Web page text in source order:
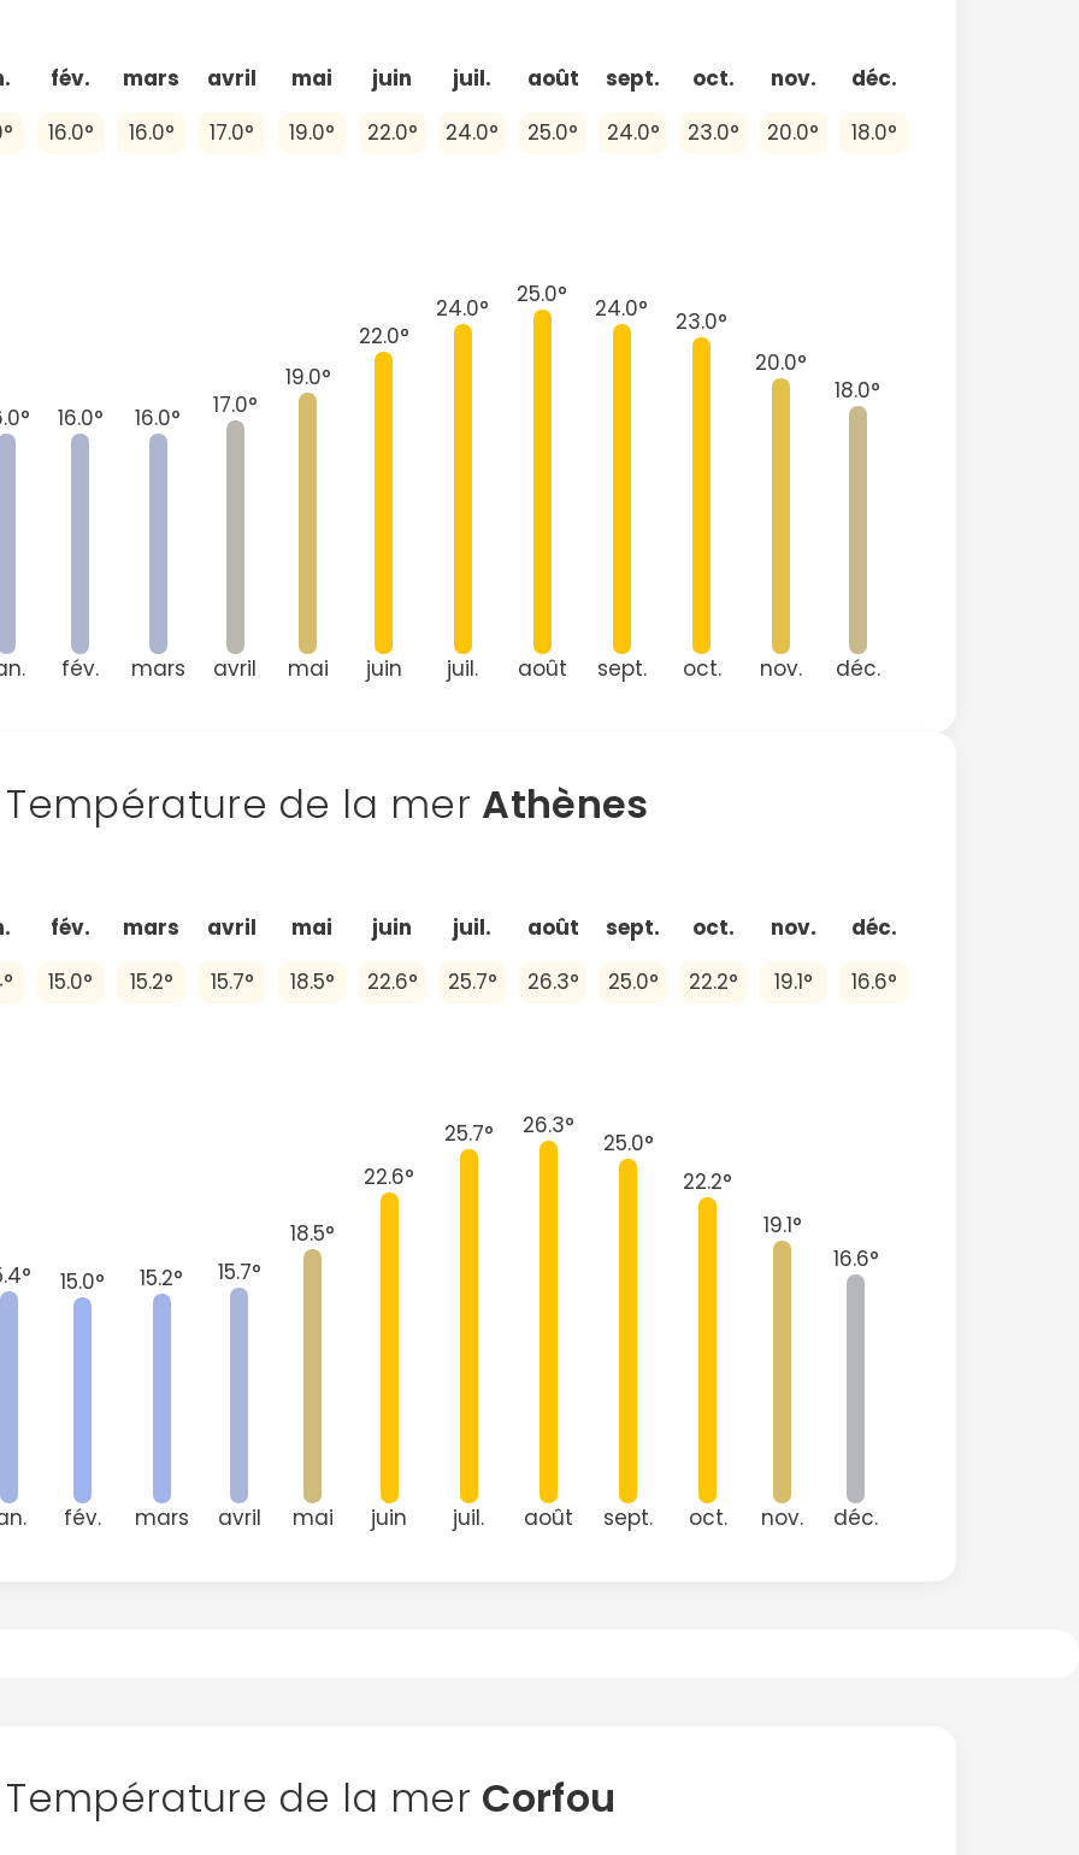
fév. mars avril mai juin juil. août sept. oct. nov.
déc.
16.0° 16.0° 17.0° 19.0° 22.0° 24.0° 25.0° 24.0° 23.0° 20.0° 18.0°
16.0°
fév.
16.0°
mars
17.0°
avril
19.0°
mai
22.0°
juin
24.0°
juil.
25.0°
août
24.0°
sept.
23.0°
oct.
20.0°
nov.
18.0°
déc.
de la mer Athènes
fév. mars avril mai juin juil. août sept. oct. nov.
déc.
15.0° 15.2° 15.7° 18.5° 22.6° 25.7° 26.3° 25.0° 22.2° 19.1° 16.6°
15.0°
fév.
15.2°
mars
15.7°
avril
18.5°
mai
22.6°
juin
25.7°
juil.
26.3°
août
25.0°
sept.
22.2°
oct.
19.1°
nov.
16.6°
déc.
de la mer Corfou